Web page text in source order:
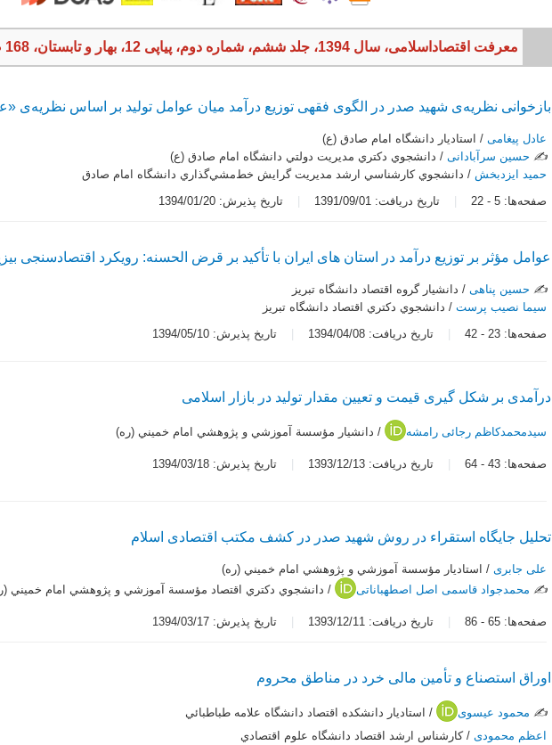
معرفت اقتصاداسلامی، سال 1394، جلد ششم، شماره دوم، پیاپی 12، بهار و تابستان، 168 صفحه
بازخوانی نظریه‌ی شهید صدر در الگوی فقهی توزیع درآمد میان عوامل تولید بر اساس نظریه‌ی
عادل پیغامی/ استاديار دانشگاه امام صادق (ع)
✍️ حسین سرآبادانی/ دانشجوي دکتري مديريت دولتي دانشگاه امام صادق (ع)
حمید ایزدبخش / دانشجوي کارشناسي ارشد مديريت گرايش خط‌مشي‌گذاري دانشگاه امام صادق
صفحه‌ها: 5
-
22 تاریخ دریافت: 1391/09/01 تاریخ پذیرش: 1394/01/20
عوامل مؤثر بر توزیع درآمد در استان های ایران با تأکید بر قرض الحسنه: رویکرد اقتصادسنجی
✍️ حسین پناهی/ دانشيار گروه اقتصاد دانشگاه تبريز
سیما نصیب پرست/ دانشجوي دکتري اقتصاد دانشگاه تبريز
صفحه‌ها: 23
-
42 تاریخ دریافت: 1394/04/08 تاریخ پذیرش: 1394/05/10
درآمدی بر شکل گیری قیمت و تعیین مقدار تولید در بازار اسلامی
سیدمحمدکاظم رجائی رامشه / دانشيار مؤسسة آموزشي و پژوهشي امام خميني (ره)
صفحه‌ها: 43
-
64 تاریخ دریافت: 1393/12/13 تاریخ پذیرش: 1394/03/18
تحلیل جایگاه استقراء در روش شهید صدر در کشف مکتب اقتصادی اسلام
علی جابری/ استاديار مؤسسة آموزشي و پژوهشي امام خميني (ره)
✍️ محمدجواد قاسمی اصل اصطهباناتی / دانشجوي دكتري اقتصاد مؤسسة آموزشي و پژوهشي امام خميني
صفحه‌ها: 65
-
86 تاریخ دریافت: 1393/12/11 تاریخ پذیرش: 1394/03/17
اوراق استصناع و تأمین مالی خرد در مناطق محروم
✍️ محمود عیسوی
/ استاديار دانشکده اقتصاد دانشگاه علامه طباطبائي
اعظم محمودی/ کارشناس ارشد اقتصاد دانشگاه علوم اقتصادي